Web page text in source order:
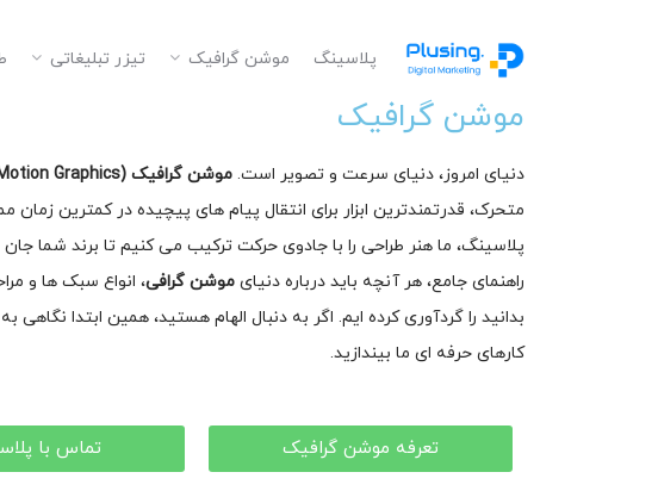
پلاسینگ موشن گرافیک تیزر تبلیغاتی
موشن گرافیک
دنیای امروز، دنیای سرعت و تصویر است. موشن گرافیک (Motion Graphics)
متحرک، قدرتمندترین ابزار برای انتقال پیام های پیچیده در کمترین
پلاسینگ، ما هنر طراحی را با جادوی حرکت ترکیب می کنیم تا برند شما جان
راهنمای جامع، هر آنچه باید درباره دنیای موشن گرافی، انواع سبک ها و
بدانید را گردآوری کرده ایم. اگر به دنبال الهام هستید، همین ابتدا نگاهی
کارهای حرفه ای ما بیندازید.
تعرفه موشن گرافیک تماس با